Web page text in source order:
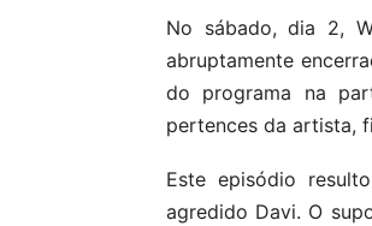
No sábado, dia 2,
abruptamente
do programa na
pertences da artista,
Este episódio
agredido Davi. O